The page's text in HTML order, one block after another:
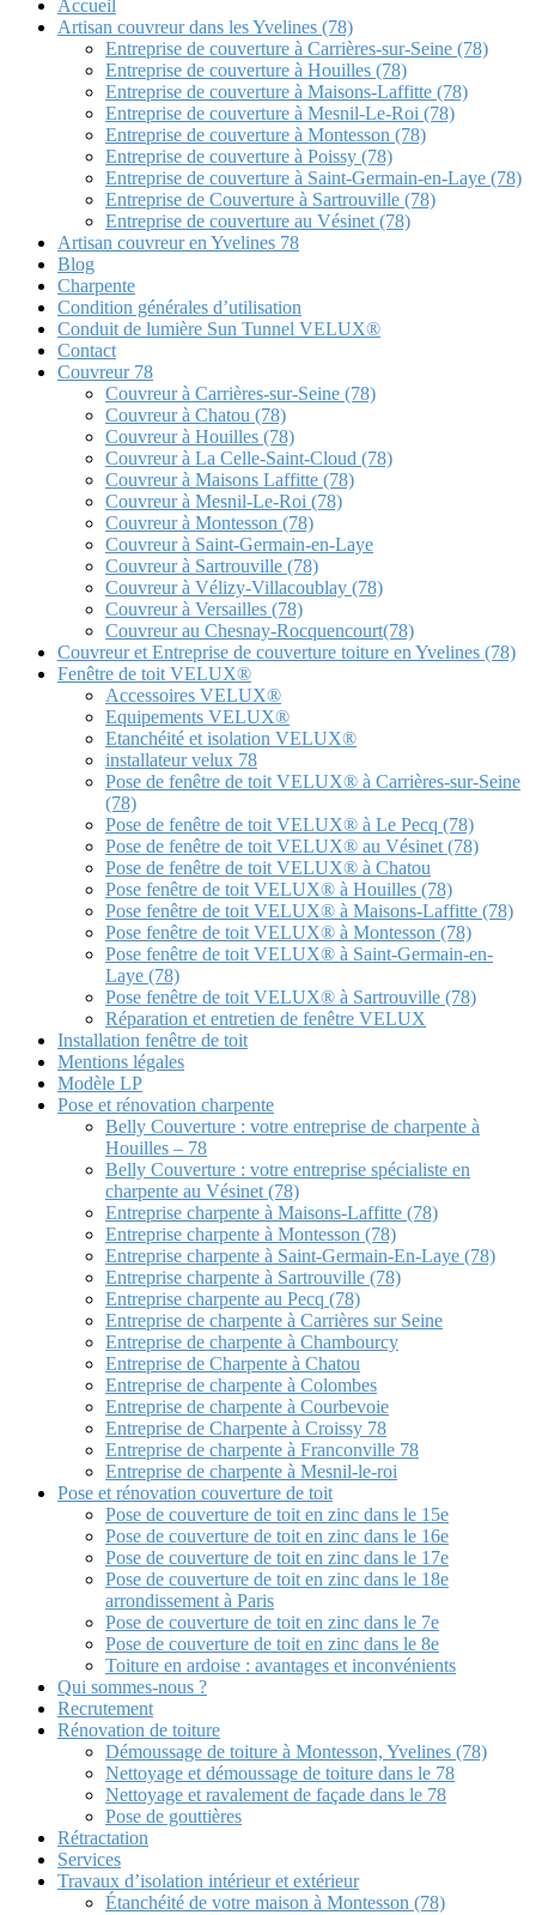
Accueil
Artisan couvreur dans les Yvelines (78)
Entreprise de couverture à Carrières-sur-Seine (78)
Entreprise de couverture à Houilles (78)
Entreprise de couverture à Maisons-Laffitte (78)
Entreprise de couverture à Mesnil-Le-Roi (78)
Entreprise de couverture à Montesson (78)
Entreprise de couverture à Poissy (78)
Entreprise de couverture à Saint-Germain-en-Laye (78)
Entreprise de Couverture à Sartrouville (78)
Entreprise de couverture au Vésinet (78)
Artisan couvreur en Yvelines 78
Blog
Charpente
Condition générales d’utilisation
Conduit de lumière Sun Tunnel VELUX®
Contact
Couvreur 78
Couvreur à Carrières-sur-Seine (78)
Couvreur à Chatou (78)
Couvreur à Houilles (78)
Couvreur à La Celle-Saint-Cloud (78)
Couvreur à Maisons Laffitte (78)
Couvreur à Mesnil-Le-Roi (78)
Couvreur à Montesson (78)
Couvreur à Saint-Germain-en-Laye
Couvreur à Sartrouville (78)
Couvreur à Vélizy-Villacoublay (78)
Couvreur à Versailles (78)
Couvreur au Chesnay-Rocquencourt(78)
Couvreur et Entreprise de couverture toiture en Yvelines (78)
Fenêtre de toit VELUX®
Accessoires VELUX®
Equipements VELUX®
Etanchéité et isolation VELUX®
installateur velux 78
Pose de fenêtre de toit VELUX® à Carrières-sur-Seine
(78)
Pose de fenêtre de toit VELUX® à Le Pecq (78)
Pose de fenêtre de toit VELUX® au Vésinet (78)
Pose de fenêtre de toit VELUX® à Chatou
Pose fenêtre de toit VELUX® à Houilles (78)
Pose fenêtre de toit VELUX® à Maisons-Laffitte (78)
Pose fenêtre de toit VELUX® à Montesson (78)
Pose fenêtre de toit VELUX® à Saint-Germain-en-
Laye (78)
Pose fenêtre de toit VELUX® à Sartrouville (78)
Réparation et entretien de fenêtre VELUX
Installation fenêtre de toit
Mentions légales
Modèle LP
Pose et rénovation charpente
Belly Couverture : votre entreprise de charpente à
Houilles – 78
Belly Couverture : votre entreprise spécialiste en
charpente au Vésinet (78)
Entreprise charpente à Maisons-Laffitte (78)
Entreprise charpente à Montesson (78)
Entreprise charpente à Saint-Germain-En-Laye (78)
Entreprise charpente à Sartrouville (78)
Entreprise charpente au Pecq (78)
Entreprise de charpente à Carrières sur Seine
Entreprise de charpente à Chambourcy
Entreprise de Charpente à Chatou
Entreprise de charpente à Colombes
Entreprise de charpente à Courbevoie
Entreprise de Charpente à Croissy 78
Entreprise de charpente à Franconville 78
Entreprise de charpente à Mesnil-le-roi
Pose et rénovation couverture de toit
Pose de couverture de toit en zinc dans le 15e
Pose de couverture de toit en zinc dans le 16e
Pose de couverture de toit en zinc dans le 17e
Pose de couverture de toit en zinc dans le 18e
arrondissement à Paris
Pose de couverture de toit en zinc dans le 7e
Pose de couverture de toit en zinc dans le 8e
Toiture en ardoise : avantages et inconvénients
Qui sommes-nous ?
Recrutement
Rénovation de toiture
Démoussage de toiture à Montesson, Yvelines (78)
Nettoyage et démoussage de toiture dans le 78
Nettoyage et ravalement de façade dans le 78
Pose de gouttières
Rétractation
Services
Travaux d’isolation intérieur et extérieur
Étanchéité de votre maison à Montesson (78)